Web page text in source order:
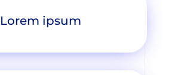
Lorem ipsum